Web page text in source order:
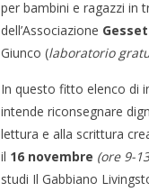
per bambini e ragazzi in
dell’Associazione
Giunco (laboratorio
In questo fitto elenco di
intende riconsegnare
lettura e alla scrittura
il 16 novembre (ore 9-
studi Il Gabbiano